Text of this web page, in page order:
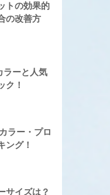
トの効果的
の改善方
ラーと人気
ク！
ラー・プロ
ング！
サイズは？